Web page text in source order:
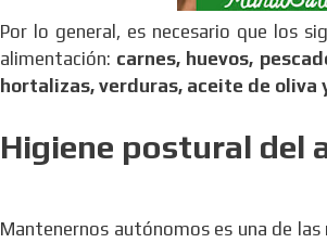
Por lo general, es necesario que los
alimentación: carnes, huevos,
hortalizas, verduras, aceite de oliva
Higiene postural del
Mantenernos autónomos es una de